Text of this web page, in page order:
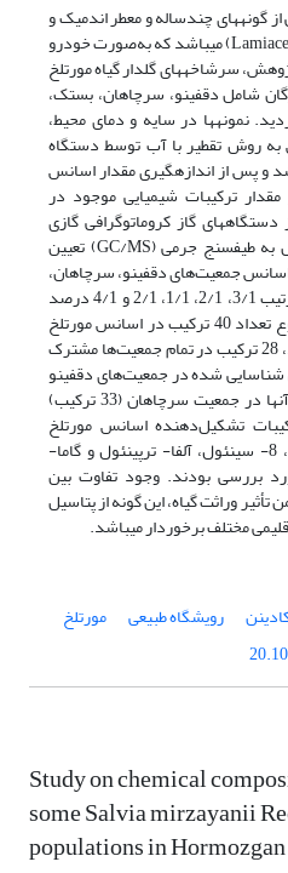
گونه­های چندساله و معطر اندمیک و
در حال انقراض از تیره نعناع (Lamiaceae) می­باشد که به‌صورت خودرو
سرشاخه­های گلدار گیاه مورتلخ
شامل دق­فینو، سرچاهان، بستک،
نمونه­ها در سایه و دمای محیط،
روش تقطیر با آب توسط دستگاه
و پس از اندازه­گیری مقدار اسانس
ترکیبات شیمیایی موجود در
گاز کروماتوگرافی گازی
(GC) و گاز کروماتوگرافی متصل به طیف­سنج جرمی (GC/MS) تعیین
جمعیت‌های دق­فینو، سرچاهان،
بستک، سیرمند و تنگه­زاغ به ترتیب 3/1، 2/1، 1/1، 2/1 و 4/1 درصد
(وزنی به وزنی) بودند. در مجموع تعداد 40 ترکیب در اسانس مورتلخ
شناسایی گردید که از این تعداد، 28 ترکیب در تمام جمعیت‌ها مشترک
شناسایی شده در جمعیت‌های دق­فینو
و بستک (36 ترکیب) و کمترین آنها در جمعیت سرچاهان (33 ترکیب)
تشکیل‌دهنده اسانس مورتلخ
شامل دلتا- کادینن، لینالول، 1، 8- سینئول، آلفا- ترپینئول و گاما-
بررسی بودند. وجود تفاوت بین
وراثت گیاه، این گونه از پتاسیل
مختلف برخوردار می­باشد.
رویشگاه طبیعی
مورتلخ
Study on chemical
some Salvia mirzayanii
populations in